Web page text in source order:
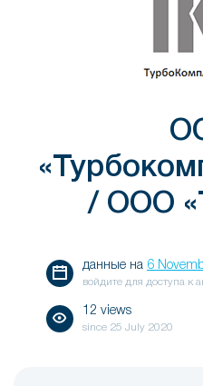
/ ООО
данные на 6
войдите для доступа к
12 views
since 25 July 2020